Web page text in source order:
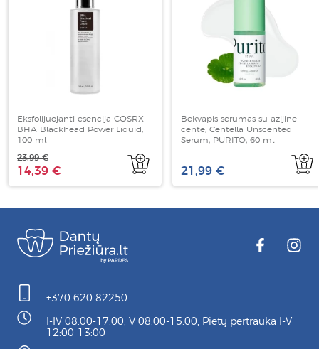
Eksfolijuojanti esencija COSRX
BHA Blackhead Power Liquid,
100 ml
14,39 €
23,99 €
Bekvapis serumas su azijine
cente, Centella Unscented
Serum, PURITO, 60 ml
21,99 €
+370 620 82250
I-IV 08:00-17:00, V 08:00-15:00, Pietų pertrauka I-V
12:00-13:00